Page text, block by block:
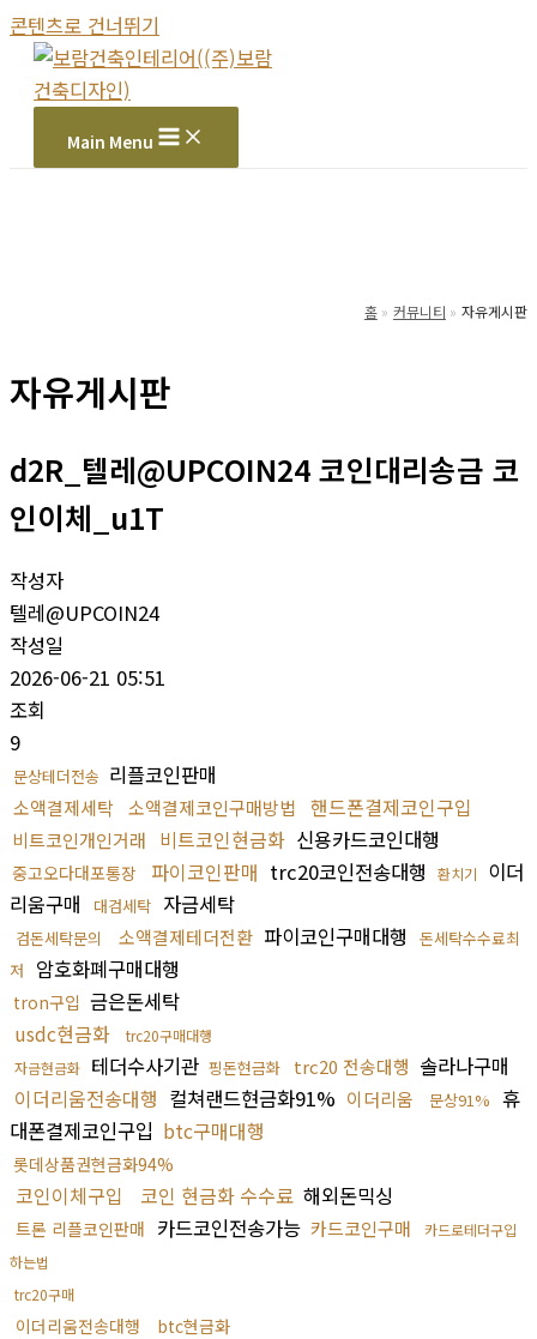
콘텐츠로 건너뛰기
Main Menu
홈 커뮤니티 자유게시판
자유게시판
d2R_텔레@UPCOIN24 코인대리송금 코
인이체_u1T
작성자
텔레@UPCOIN24
작성일
2026-06-21 05:51
조회
9
문상테더전송 리플코인판매
소액결제세탁 소액결제코인구매방법 핸드폰결제코인구입
비트코인개인거래 비트코인현금화 신용카드코인대행
중고오다대포통장 파이코인판매 trc20코인전송대행 환치기
이더
리움구매
대검세탁 자금세탁
검돈세탁문의 소액결제테더전환 파이코인구매대행
돈세탁수수료최
저
암호화폐구매대행
tron구입 금은돈세탁
usdc현금화
trc20구매대행
자금현금화 테더수사기관 핑돈현금화 trc20 전송대행 솔라나구매
이더리움전송대행 컬쳐랜드현금화91% 이더리움 문상91% 휴
대폰결제코인구입 btc구매대행
롯데상품권현금화94%
코인이체구입 코인 현금화 수수료 해외돈믹싱
트론 리플코인판매 카드코인전송가능 카드코인구매
카드로테더구입
하는법
trc20구매
이더리움전송대행 btc현금화